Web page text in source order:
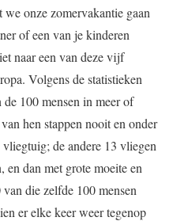
onze zomervakantie gaan
of een van je kinderen
naar een van deze vijf
Volgens de statistieken
de 100 mensen in meer of
hen stappen nooit en onder
de andere 13 vliegen
en dan met grote moeite en
die zelfde 100 mensen
er elke keer weer tegenop